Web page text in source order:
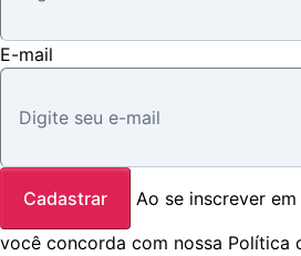
E-mail
Cadastrar
Ao se inscrever
você concorda com nossa Política